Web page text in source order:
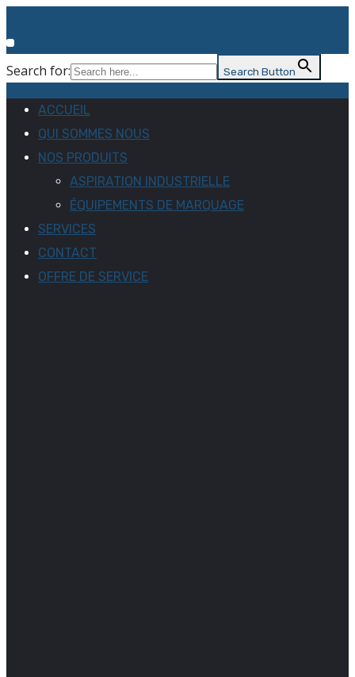
Search for: Search Button
ACCUEIL
QUI SOMMES NOUS
NOS PRODUITS
ASPIRATION INDUSTRIELLE
ÉQUIPEMENTS DE MARQUAGE
SERVICES
CONTACT
OFFRE DE SERVICE